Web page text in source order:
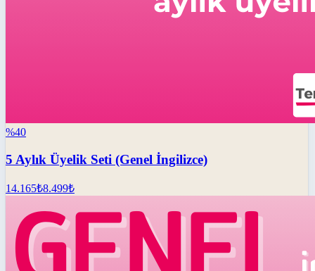
%40
5 Aylık Üyelik Seti (Genel İngilizce)
14.165₺8.499₺